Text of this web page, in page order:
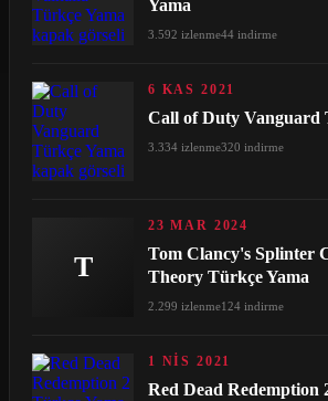
Yama
3.592 izlenme44 indirme
6 KAS 2021
Call of Duty Vanguard
3.334 izlenme320 indirme
T
23 MAR 2024
Tom Clancy's Splinter
Theory Türkçe Yama
2.299 izlenme124 indirme
1 NIS 2021
Red Dead Redemption